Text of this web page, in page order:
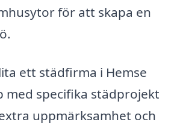
för att skapa en
ett städfirma i Hemse
med specifika städprojekt
uppmärksamhet och